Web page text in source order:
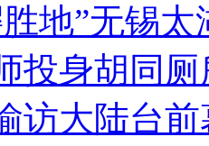
地”无锡
投身胡同
访大陆台